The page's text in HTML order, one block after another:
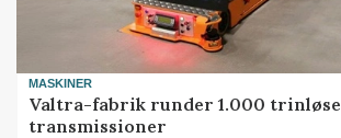
MASKINER
Valtra-fabrik runder 1.000 trinløse
transmissioner